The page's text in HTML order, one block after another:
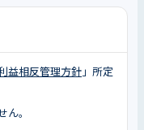
益相反管理方針 」所定
ん。